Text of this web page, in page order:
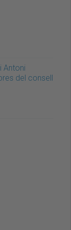
Antoni
del consell